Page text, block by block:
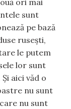
ori mai
sunt
pe bază
rusești,
le putem
lor sunt
aici văd o
nu sunt
nu sunt